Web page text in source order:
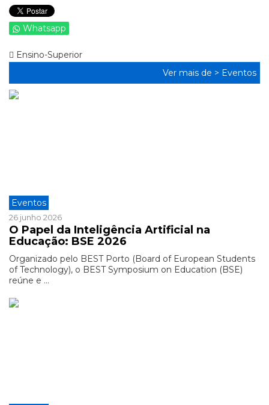
Whatsapp
Ensino-Superior
Ver mais de > Eventos
Eventos
26 junho 2026
O Papel da Inteligência Artificial na
Educação: BSE 2026
Organizado pelo BEST Porto (Board of European Students
of Technology), o BEST Symposium on Education (BSE)
reúne e ...